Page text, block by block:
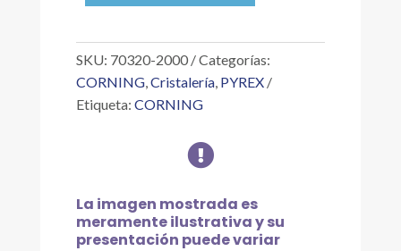
EBULLICIÓN
VISTA
REDONDO
CUELLO
24/40
DE
2
SKU: 70320-2000
Categorías:
CORNING,Cristalería, PYREX
Etiqueta: CORNING

La imagen mostrada es
meramente ilustrativa y su
presentación puede variar